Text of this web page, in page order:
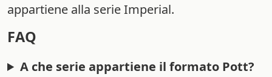
appartiene alla serie Imperial.
FAQ
A che serie appartiene il formato Pott?